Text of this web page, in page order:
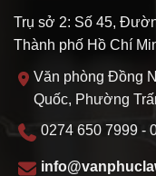
Trụ sở 2: Số 45,
Thành phố Hồ Chí
Văn phòng Đồng
Quốc, Phường
0274 650 7999 -